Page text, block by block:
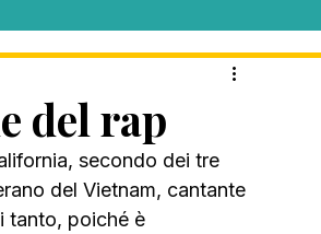
del rap
secondo dei tre
del Vietnam, cantante
tanto, poiché è